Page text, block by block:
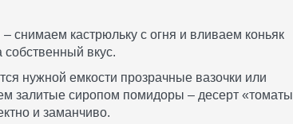
снимаем кастрюльку с огня и вливаем коньяк
собственный вкус.
нужной емкости прозрачные вазочки или
залитые сиропом помидоры – десерт «томаты
и заманчиво.